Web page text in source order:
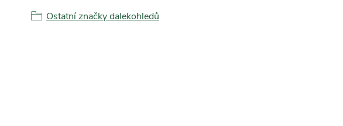
Ostatní značky dalekohledů